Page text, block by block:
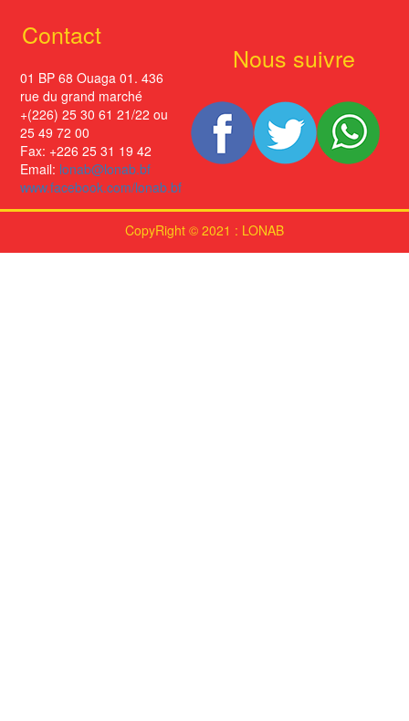
Contact
01 BP 68 Ouaga 01. 436
rue du grand marché
+(226) 25 30 61 21/22 ou
25 49 72 00
Fax: +226 25 31 19 42
Email: lonab@lonab.bf
www.facebook.com/lonab.bf
Nous suivre
CopyRight © 2021 : LONAB